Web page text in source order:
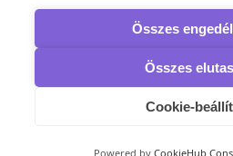
Elérhetőség
Összes
Összes
Cookie-
Powered by CookieHub